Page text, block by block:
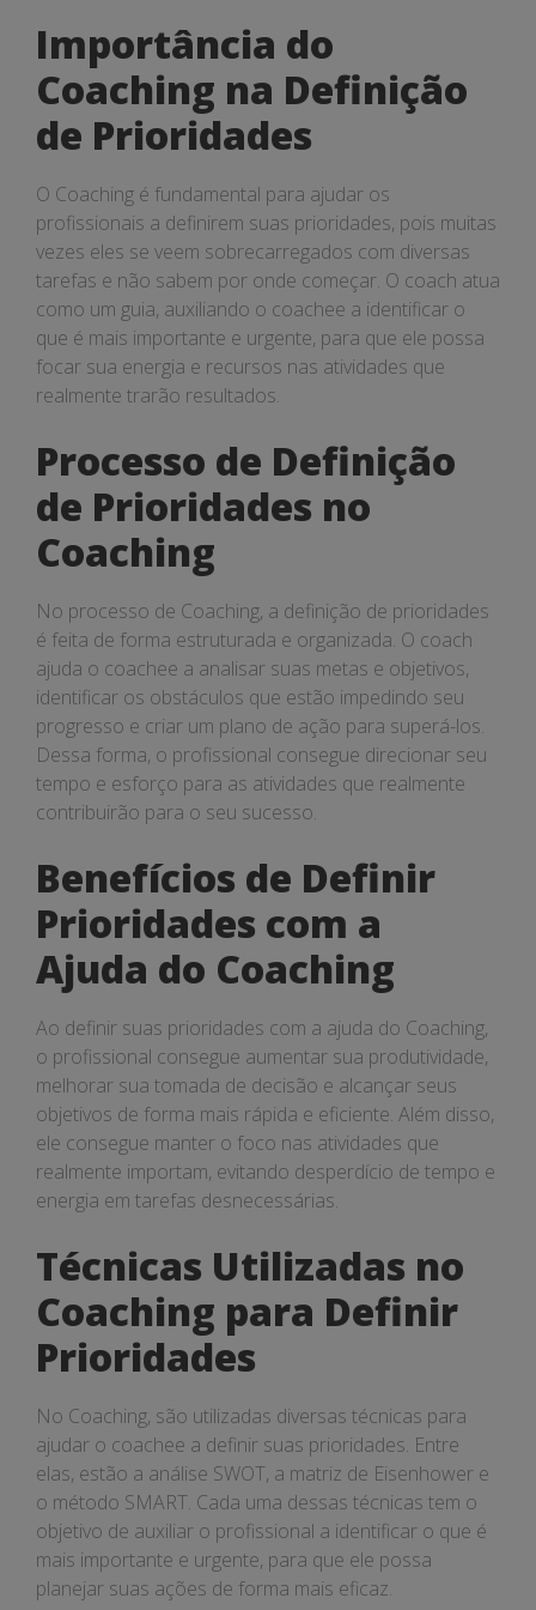
Importância do
Coaching na Definição
de Prioridades
O Coaching é fundamental para ajudar os
profissionais a definirem suas prioridades, pois muitas
vezes eles se veem sobrecarregados com diversas
tarefas e não sabem por onde começar. O coach atua
como um guia, auxiliando o coachee a identificar o
que é mais importante e urgente, para que ele possa
focar sua energia e recursos nas atividades que
realmente trarão resultados.
Processo de Definição
de Prioridades no
Coaching
No processo de Coaching, a definição de prioridades
é feita de forma estruturada e organizada. O coach
ajuda o coachee a analisar suas metas e objetivos,
identificar os obstáculos que estão impedindo seu
progresso e criar um plano de ação para superá-los.
Dessa forma, o profissional consegue direcionar seu
tempo e esforço para as atividades que realmente
contribuirão para o seu sucesso.
Benefícios de Definir
Prioridades com a
Ajuda do Coaching
Ao definir suas prioridades com a ajuda do Coaching,
o profissional consegue aumentar sua produtividade,
melhorar sua tomada de decisão e alcançar seus
objetivos de forma mais rápida e eficiente. Além disso,
ele consegue manter o foco nas atividades que
realmente importam, evitando desperdício de tempo e
energia em tarefas desnecessárias.
Técnicas Utilizadas no
Coaching para Definir
Prioridades
No Coaching, são utilizadas diversas técnicas para
ajudar o coachee a definir suas prioridades. Entre
elas, estão a análise SWOT, a matriz de Eisenhower e
o método SMART. Cada uma dessas técnicas tem o
objetivo de auxiliar o profissional a identificar o que é
mais importante e urgente, para que ele possa
planejar suas ações de forma mais eficaz.